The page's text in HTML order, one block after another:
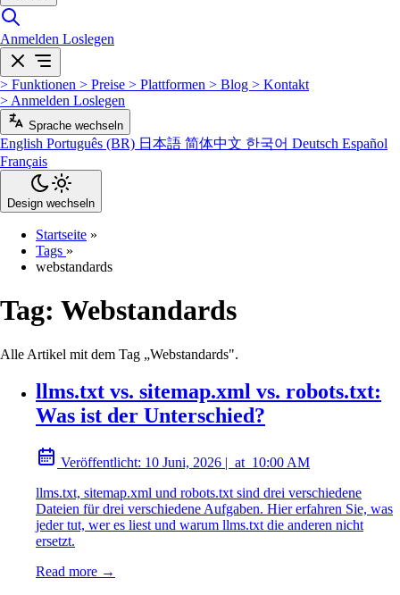
Anmelden Loslegen
> Funktionen > Preise > Plattformen > Blog > Kontakt
> Anmelden Loslegen
Sprache wechseln
English Português (BR) 日本語 简体中文 한국어 Deutsch Español
Français
Design wechseln
Startseite »
Tags »
webstandards
Tag: Webstandards
Alle Artikel mit dem Tag „Webstandards".
llms.txt vs. sitemap.xml vs. robots.txt:
Was ist der Unterschied?
Veröffentlicht: 10 Juni, 2026 | at 10:00 AM
llms.txt, sitemap.xml und robots.txt sind drei verschiedene
Dateien für drei verschiedene Aufgaben. Hier erfahren Sie, was
jeder tut, wer es liest und warum llms.txt die anderen nicht
ersetzt.
Read more →